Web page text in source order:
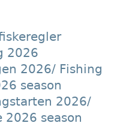
2026
2026/ Fishing
season
2026/
2026 season